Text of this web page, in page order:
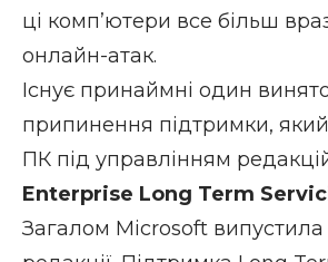
ці комп’ютери все більш
онлайн-атак.
Існує принаймні один
припинення підтримки, який
ПК під управлінням
Enterprise Long Term
Загалом Microsoft випустила